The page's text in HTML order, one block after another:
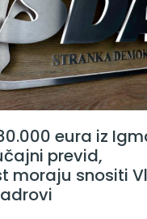
eura iz
previd,
moraju snositi